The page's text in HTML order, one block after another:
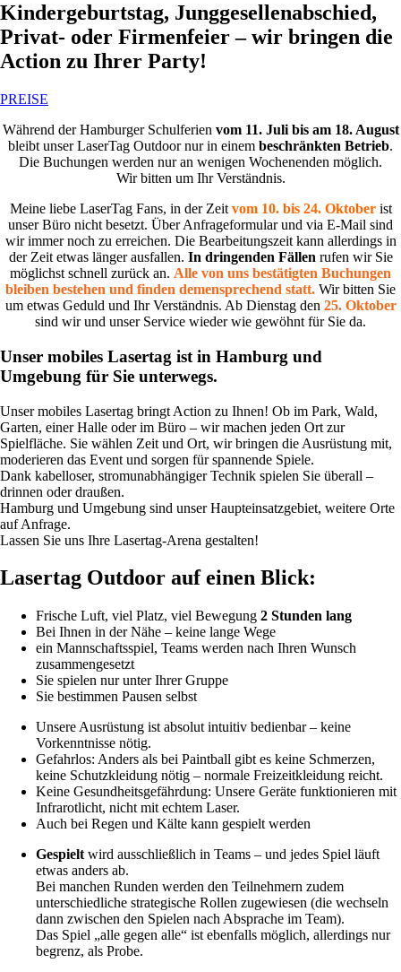
Kindergeburtstag, Junggesellenabschied,
Privat- oder Firmenfeier – wir bringen die
Action zu Ihrer Party!
PREISE
Während der Hamburger Schulferien vom 11. Juli bis am 18. August
bleibt unser LaserTag Outdoor nur in einem beschränkten Betrieb.
Die Buchungen werden nur an wenigen Wochenenden möglich.
Wir bitten um Ihr Verständnis.
Meine liebe LaserTag Fans, in der Zeit vom 10. bis 24. Oktoberist
unser Büro nicht besetzt. Über Anfrageformular und via E-Mail sind
wir immer noch zu erreichen. Die Bearbeitungszeit kann allerdings in
der Zeit etwas länger ausfallen. In dringenden Fällen rufen wir Sie
möglichst schnell zurück an. Alle von uns bestätigten Buchungen
bleiben bestehen und finden demensprechend statt. Wir bitten Sie
um etwas Geduld und Ihr Verständnis. Ab Dienstag den 25. Oktober
sind wir und unser Service wieder wie gewöhnt für Sie da.
Unser mobiles Lasertag ist in Hamburg und
Umgebung für Sie unterwegs.
Unser mobiles Lasertag bringt Action zu Ihnen! Ob im Park, Wald,
Garten, einer Halle oder im Büro – wir machen jeden Ort zur
Spielfläche. Sie wählen Zeit und Ort, wir bringen die Ausrüstung mit,
moderieren das Event und sorgen für spannende Spiele.
Dank kabelloser, stromunabhängiger Technik spielen Sie überall –
drinnen oder draußen.
Hamburg und Umgebung sind unser Haupteinsatzgebiet, weitere Orte
auf Anfrage.
Lassen Sie uns Ihre Lasertag-Arena gestalten!
Lasertag Outdoor auf einen Blick:
Frische Luft, viel Platz, viel Bewegung 2 Stunden lang
Bei Ihnen in der Nähe – keine lange Wege
ein Mannschaftsspiel, Teams werden nach Ihren Wunsch
zusammengesetzt
Sie spielen nur unter Ihrer Gruppe
Sie bestimmen Pausen selbst
Unsere Ausrüstung ist absolut intuitiv bedienbar – keine
Vorkenntnisse nötig.
Gefahrlos: Anders als bei Paintball gibt es keine Schmerzen,
keine Schutzkleidung nötig – normale Freizeitkleidung reicht.
Keine Gesundheitsgefährdung: Unsere Geräte funktionieren mit
Infrarotlicht, nicht mit echtem Laser.
Auch bei Regen und Kälte kann gespielt werden
Gespielt wird ausschließlich in Teams – und jedes Spiel läuft
etwas anders ab.
Bei manchen Runden werden den Teilnehmern zudem
unterschiedliche strategische Rollen zugewiesen (die wechseln
dann zwischen den Spielen nach Absprache im Team).
Das Spiel „alle gegen alle“ ist ebenfalls möglich, allerdings nur
begrenz, als Probe.